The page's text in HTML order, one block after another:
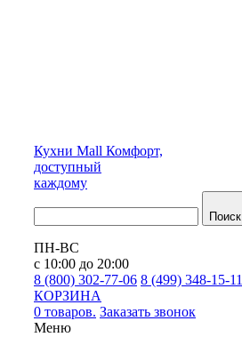
Кухни Mall Комфорт,
доступный
каждому
Поиск
ПН-ВС
с 10:00 до 20:00
8 (800) 302-77-06 8 (499) 348-15-11
КОРЗИНА
0 товаров. Заказать звонок
Меню